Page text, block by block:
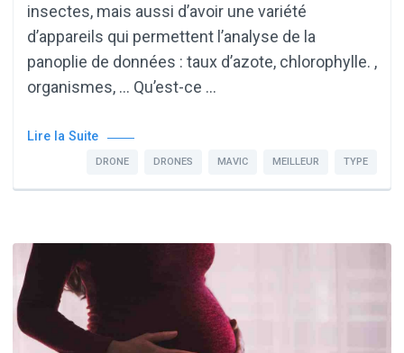
insectes, mais aussi d’avoir une variété
d’appareils qui permettent l’analyse de la
panoplie de données : taux d’azote, chlorophylle. ,
organismes, … Qu’est-ce …
Lire la Suite
DRONE DRONES MAVIC MEILLEUR TYPE